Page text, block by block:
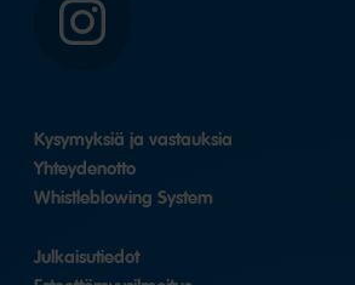
Instagram
Kysymyksiä ja vastauksia
Yhteydenotto
Whistleblowing System
Julkaisutiedot